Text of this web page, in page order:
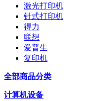
激光打印机
针式打印机
得力
联想
爱普生
复印机
全部商品分类
计算机设备